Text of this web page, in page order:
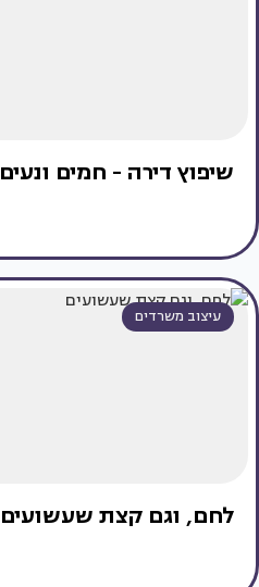
שיפוץ דירה - חמים ונעים
עיצוב משרדים
לחם, וגם קצת שעשועים